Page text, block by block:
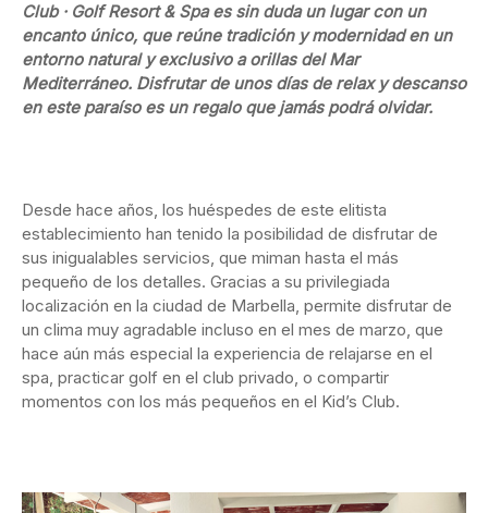
Club · Golf Resort & Spa es sin duda un lugar con un
encanto único, que reúne tradición y modernidad en un
entorno natural y exclusivo a orillas del Mar
Mediterráneo. Disfrutar de unos días de relax y descanso
en este paraíso es un regalo que jamás podrá olvidar.
Desde hace años, los huéspedes de este elitista
establecimiento han tenido la posibilidad de disfrutar de
sus inigualables servicios, que miman hasta el más
pequeño de los detalles. Gracias a su privilegiada
localización en la ciudad de Marbella, permite disfrutar de
un clima muy agradable incluso en el mes de marzo, que
hace aún más especial la experiencia de relajarse en el
spa, practicar golf en el club privado, o compartir
momentos con los más pequeños en el Kid’s Club.